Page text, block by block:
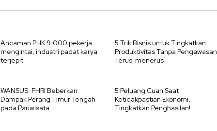
Ancaman PHK 9.000 pekerja
mengintai, industri padat karya
terjepit
5 Trik Bisnis untuk Tingkatkan
Produktivitas Tanpa Pengawasan
Terus-menerus
WANSUS: PHRI Beberkan
Dampak Perang Timur Tengah
pada Pariwisata
5 Peluang Cuan Saat
Ketidakpastian Ekonomi,
Tingkatkan Penghasilan!